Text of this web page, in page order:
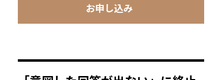
お申し込み